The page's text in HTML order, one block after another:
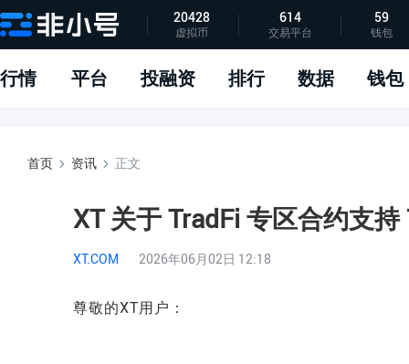
APP下载
指标说明
问题反馈
20428
虚拟币
614
交易平台
59
钱包
行情 平台 投融资 排行 数据 钱包
首页 资讯 正文
XT 关于 TradFi 专区合约支
XT.COM 2026年06月02日 12:18
尊敬的XT用户：